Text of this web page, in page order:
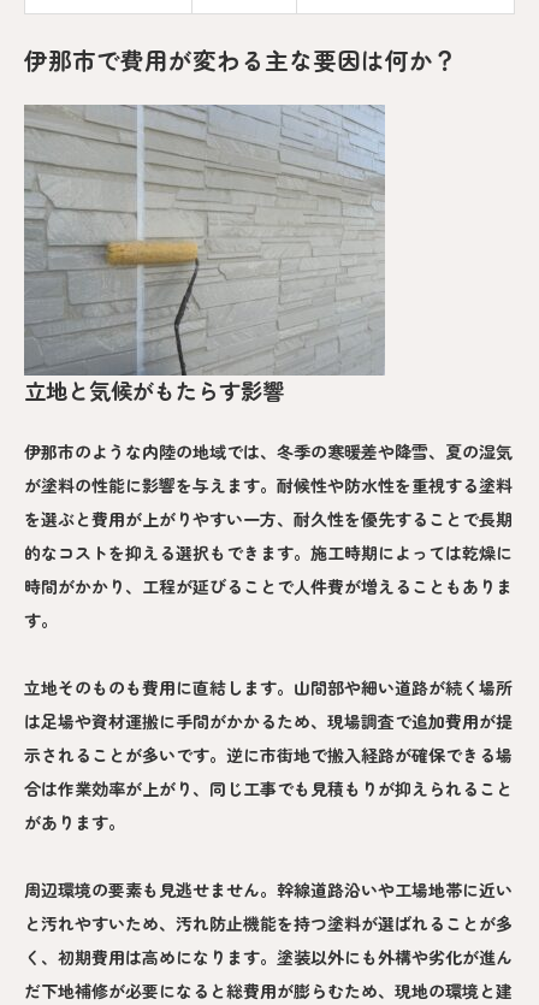
伊那市で費用が変わる主な要因は何か？
立地と気候がもたらす影響
伊那市のような内陸の地域では、冬季の寒暖差や降雪、夏の湿気
が塗料の性能に影響を与えます。耐候性や防水性を重視する塗料
を選ぶと費用が上がりやすい一方、耐久性を優先することで長期
的なコストを抑える選択もできます。施工時期によっては乾燥に
時間がかかり、工程が延びることで人件費が増えることもありま
す。
立地そのものも費用に直結します。山間部や細い道路が続く場所
は足場や資材運搬に手間がかかるため、現場調査で追加費用が提
示されることが多いです。逆に市街地で搬入経路が確保できる場
合は作業効率が上がり、同じ工事でも見積もりが抑えられること
があります。
周辺環境の要素も見逃せません。幹線道路沿いや工場地帯に近い
と汚れやすいため、汚れ防止機能を持つ塗料が選ばれることが多
く、初期費用は高めになります。塗装以外にも外構や劣化が進ん
だ下地補修が必要になると総費用が膨らむため、現地の環境と建